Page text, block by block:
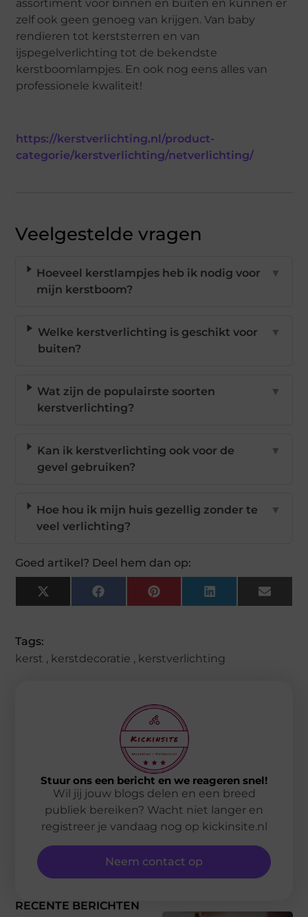
assortiment voor binnen en buiten en kunnen er
zelf ook geen genoeg van krijgen. Van baby
rendieren tot kerststerren en van
ijspegelverlichting tot de bekendste
kerstboomlampjes. En ook nog eens alles van
professionele kwaliteit!
https://kerstverlichting.nl/product-
categorie/kerstverlichting/netverlichting/
Veelgestelde vragen
Hoeveel kerstlampjes heb ik nodig voor
mijn kerstboom?
▼
Welke kerstverlichting is geschikt voor
buiten?
▼
Wat zijn de populairste soorten
kerstverlichting?
▼
Kan ik kerstverlichting ook voor de
gevel gebruiken?
▼
Hoe hou ik mijn huis gezellig zonder te
veel verlichting?
▼
Goed artikel? Deel hem dan op:
X
(Twitter)
FacebookPinterestLinkedIn Email
Tags:
kerst , kerstdecoratie , kerstverlichting
RECENTE BERICHTEN
Stuur ons een bericht en we reageren snel!
Wil jij jouw blogs delen en een breed
publiek bereiken? Wacht niet langer en
registreer je vandaag nog op kickinsite.nl
Neem contact op